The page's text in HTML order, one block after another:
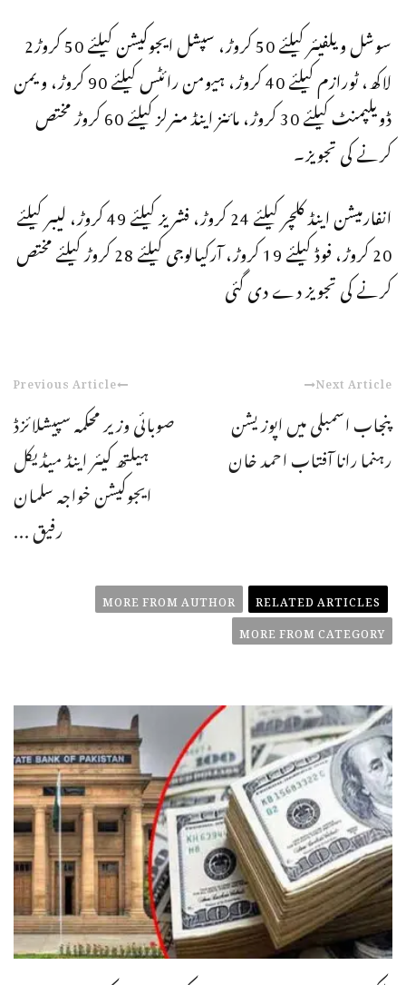
سوشل ویلفیئر کیلئے 50 کروڑ، سپشل ایجوکیشن کیلئے 50 کروڑ2
لاکھ، ٹورازم کیلئے 40 کروڑ، ہیومن رائٹس کیلئے 90 کروڑ، ویمن
ڈویلپمنٹ کیلئے 30 کروڑ، مائنز اینڈ منرلز کیلئے 60 کروڑ مختص
کرنے کی تجویز۔
انفارمیشن اینڈ کلچر کیلئے 24 کروڑ، فشریز کیلئے 49 کروڑ، لیبر کیلئے
20 کروڑ، فوڈ کیلئے 19 کروڑ، آرکیالوجی کیلئے 28 کروڑ کیلئے مختص
کرنے کی تجویز دے دی گئی
Previous Article
صوبائی وزیر محکمہ سپیشلائزڈ
ہیلتھ کیئر اینڈ میڈیکل
ایجوکیشن خواجہ سلمان
رفیق ...
Next Article
پنجاب اسمبلی میں اپوزیشن
رہنما رانا آفتاب احمد خان
RELATED ARTICLES
MORE FROM AUTHOR
MORE FROM CATEGORY